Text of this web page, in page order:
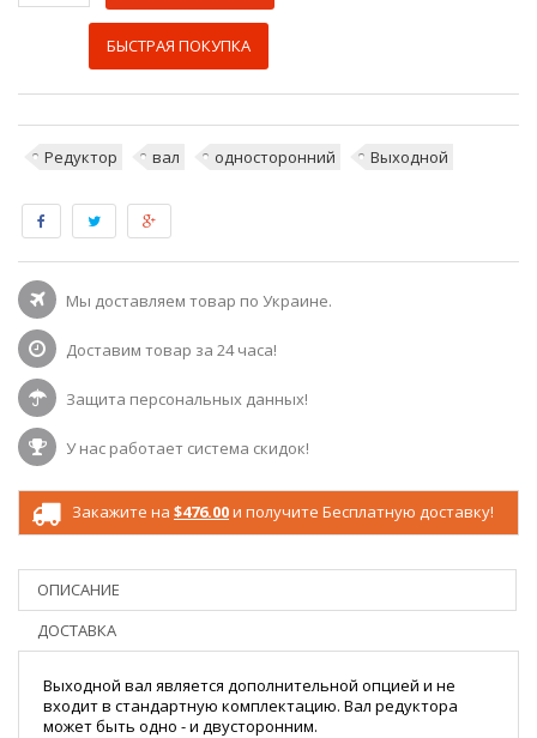
БЫСТРАЯ ПОКУПКА
Редуктор вал односторонний Выходной
Мы доставляем товар по Украине.
Доставим товар за 24 часа!
Защита персональных данных!
У нас работает система скидок!
Закажите на $476.00и получите Бесплатную доставку!
ОПИСАНИЕ
ДОСТАВКА
Выходной вал является дополнительной опцией и не
входит в стандартную комплектацию. Вал редуктора
может быть одно - и двусторонним.